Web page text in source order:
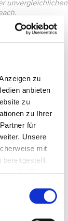
zu
anbieten
zu
zu Ihrer
für
Unsere
mit
bereitgestellt
unvergleichlichen